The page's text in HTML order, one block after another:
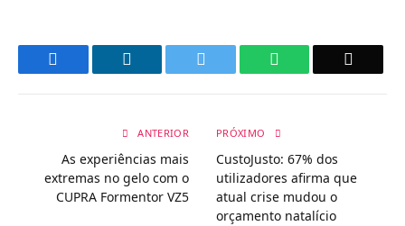
WhatsApp
ANTERIOR
As experiências mais
extremas no gelo com o
CUPRA Formentor VZ5
PRÓXIMO
CustoJusto: 67% dos
utilizadores afirma que
atual crise mudou o
orçamento natalício